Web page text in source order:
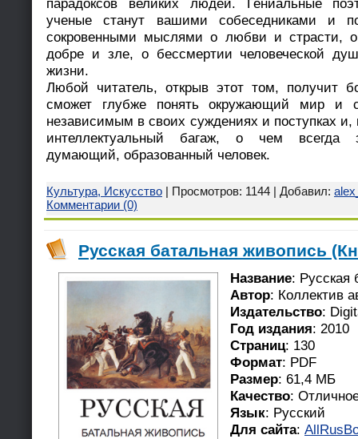
парадоксов великих людей. Гениальные
ученые станут вашими собеседниками и
сокровенными мыслями о любви и страсти,
добре и зле, о бессмертии человеческой
жизни.
Любой читатель, открыв этот том, получит
сможет глубже понять окружающий мир и
независимым в своих суждениях и поступках и,
интеллектуальный багаж, о чем всегда
думающий, образованный человек.
Культура, Искусство | Просмотров: 1144 | Добавил:
Комментарии (0)
Русская батальная живопись
Название: Русская
Автор: Коллектив
Издательство:
Год издания: 2010
Страниц: 130
Формат: PDF
Размер: 61,4 МБ
Качество:
Язык: Русский
Для сайта: